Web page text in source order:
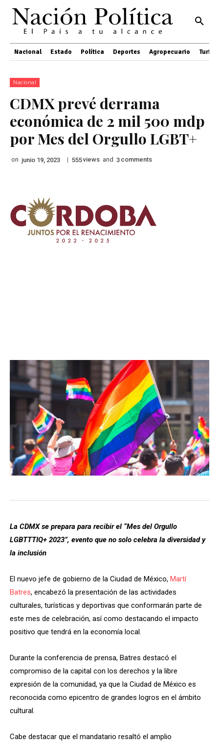
Nacional Estado Política Deportes Agropecuario
Nacional
CDMX prevé derrama
económica de 2 mil 500 mdp
por Mes del Orgullo LGBT+
on junio 19, 2023 | 555views and 3 comments
La CDMX se prepara para recibir el “Mes del Orgullo
LGBTTTIQ+ 2023”, evento que no solo celebra la diversidad y
la inclusión
El nuevo jefe de gobierno de la Ciudad de México, Martí
Batres, encabezó la presentación de las actividades
culturales, turísticas y deportivas que conformarán parte de
este mes de celebración, así como destacando el impacto
positivo que tendrá en la economía local.
Durante la conferencia de prensa, Batres destacó el
compromiso de la capital con los derechos y la libre
expresión de la comunidad, ya que la Ciudad de México es
reconocida como epicentro de grandes logros en el ámbito
cultural.
Cabe destacar que el mandatario resaltó el amplio